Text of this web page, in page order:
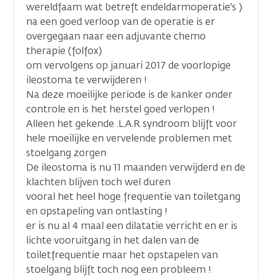
wereldfaam wat betreft endeldarmoperatie's )
na een goed verloop van de operatie is er
overgegaan naar een adjuvante chemo
therapie (folfox)
om vervolgens op januari 2017 de voorlopige
ileostoma te verwijderen !
Na deze moeilijke periode is de kanker onder
controle en is het herstel goed verlopen !
Alleen het gekende .L.A.R syndroom blijft voor
hele moeilijke en vervelende problemen met
stoelgang zorgen
De ileostoma is nu 11 maanden verwijderd en de
klachten blijven toch wel duren
vooral het heel hoge frequentie van toiletgang
en opstapeling van ontlasting !
er is nu al 4 maal een dilatatie verricht en er is
lichte vooruitgang in het dalen van de
toiletfrequentie maar het opstapelen van
stoelgang blijft toch nog een probleem !